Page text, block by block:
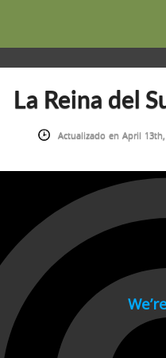
La Reina del
Actualizado en April